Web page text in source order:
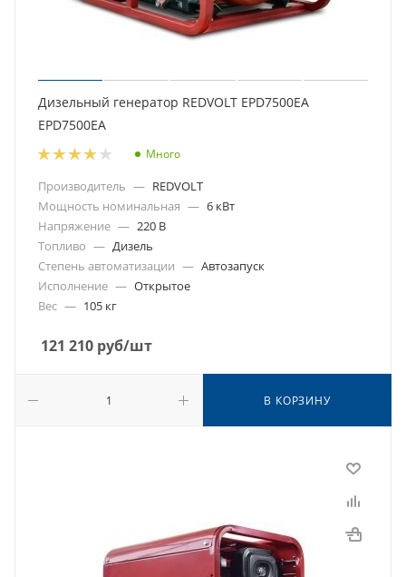
Дизельный генератор REDVOLT EPD7500EA
EPD7500EA
Много
Производитель — REDVOLT
Мощность номинальная — 6 кВт
Напряжение — 220 В
Топливо — Дизель
Степень автоматизации — Автозапуск
Исполнение — Открытое
Вес — 105 кг
121 210 руб/шт
В КОРЗИНУ